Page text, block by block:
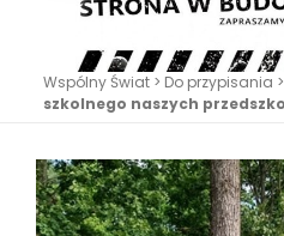
Wspólny Świat > Do przypisania >
szkolnego naszych